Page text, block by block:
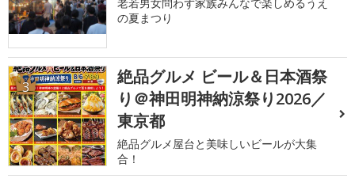
老若男女問わず家族みんなで楽しめるうえ
の夏まつり
3
絶品グルメ ビール＆日本酒祭
り＠神田明神納涼祭り2026／
東京都
絶品グルメ屋台と美味しいビールが大集
合！